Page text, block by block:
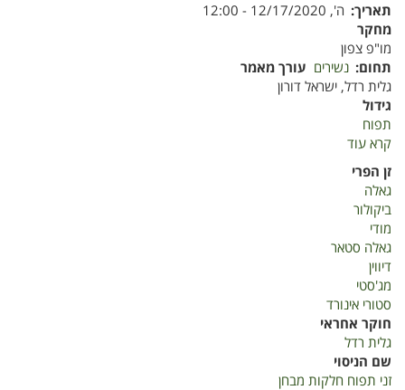
תאריך ה', 12/17/2020 - 12:00
מחקר
מו"פ צפון
תחום נשירים עורך מאמר
גלית רדל, ישראל דורון
גידול
תפוח
קרא עוד
מתתיהו
זן הפרי
גאלה
ביקולור
מודי
גאלה סטאר
דיווין
מג'סטי
סטורי אינורד
חוקר אחראי
גלית רדל
שם הניסוי
זני תפוח חלקות מבחן